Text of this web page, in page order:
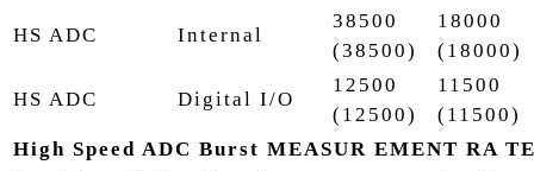
HS ADC Internal
38500
(38500)
18000
(18000)
HS ADC Digital I/O
12500
(12500)
11500
(11500)
High Speed ADC Burst MEASUR EMENT RA